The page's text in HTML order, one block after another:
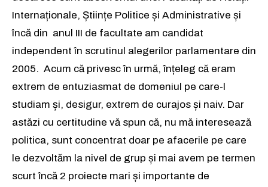
Internaționale, Științe Politice și Administrative și
încă din anul III de facultate am candidat
independent în scrutinul alegerilor parlamentare din
2005. Acum că privesc în urmă, înțeleg că eram
extrem de entuziasmat de domeniul pe care-l
studiam și, desigur, extrem de curajos și naiv. Dar
astăzi cu certitudine vă spun că, nu mă interesează
politica, sunt concentrat doar pe afacerile pe care
le dezvoltăm la nivel de grup și mai avem pe termen
scurt încă 2 proiecte mari și importante de